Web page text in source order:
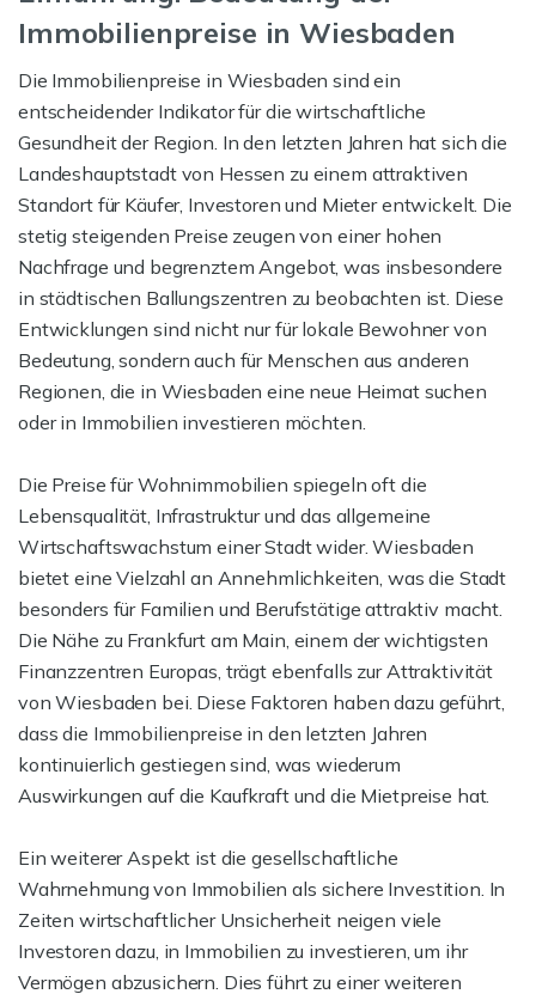
Immobilienpreise in Wiesbaden
Die Immobilienpreise in Wiesbaden sind ein
entscheidender Indikator für die wirtschaftliche
Gesundheit der Region. In den letzten Jahren hat sich die
Landeshauptstadt von Hessen zu einem attraktiven
Standort für Käufer, Investoren und Mieter entwickelt. Die
stetig steigenden Preise zeugen von einer hohen
Nachfrage und begrenztem Angebot, was insbesondere
in städtischen Ballungszentren zu beobachten ist. Diese
Entwicklungen sind nicht nur für lokale Bewohner von
Bedeutung, sondern auch für Menschen aus anderen
Regionen, die in Wiesbaden eine neue Heimat suchen
oder in Immobilien investieren möchten.
Die Preise für Wohnimmobilien spiegeln oft die
Lebensqualität, Infrastruktur und das allgemeine
Wirtschaftswachstum einer Stadt wider. Wiesbaden
bietet eine Vielzahl an Annehmlichkeiten, was die Stadt
besonders für Familien und Berufstätige attraktiv macht.
Die Nähe zu Frankfurt am Main, einem der wichtigsten
Finanzzentren Europas, trägt ebenfalls zur Attraktivität
von Wiesbaden bei. Diese Faktoren haben dazu geführt,
dass die Immobilienpreise in den letzten Jahren
kontinuierlich gestiegen sind, was wiederum
Auswirkungen auf die Kaufkraft und die Mietpreise hat.
Ein weiterer Aspekt ist die gesellschaftliche
Wahrnehmung von Immobilien als sichere Investition. In
Zeiten wirtschaftlicher Unsicherheit neigen viele
Investoren dazu, in Immobilien zu investieren, um ihr
Vermögen abzusichern. Dies führt zu einer weiteren